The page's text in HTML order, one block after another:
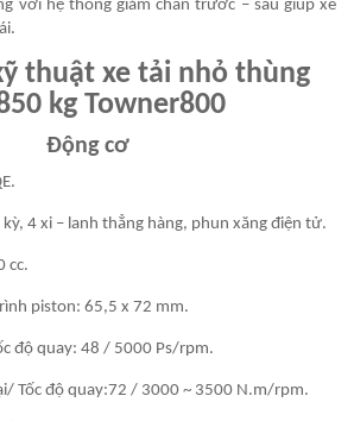
với hệ thống giảm chấn trước – sau giúp xe
thuật xe tải nhỏ thùng
kg Towner800
Động cơ
kỳ, 4 xi – lanh thẳng hàng, phun xăng điện tử.
cc.
piston: 65,5 x 72 mm.
độ quay: 48 / 5000 Ps/rpm.
Tốc độ quay:72 / 3000 ~ 3500 N.m/rpm.